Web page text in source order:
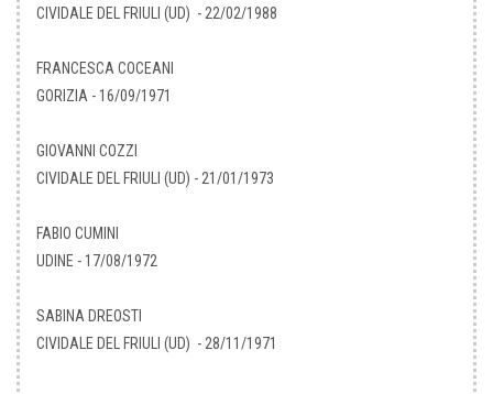
CIVIDALE DEL FRIULI (UD) - 22/02/1988
FRANCESCA COCEANI
GORIZIA - 16/09/1971
GIOVANNI COZZI
CIVIDALE DEL FRIULI (UD) - 21/01/1973
FABIO CUMINI
UDINE - 17/08/1972
SABINA DREOSTI
CIVIDALE DEL FRIULI (UD) - 28/11/1971